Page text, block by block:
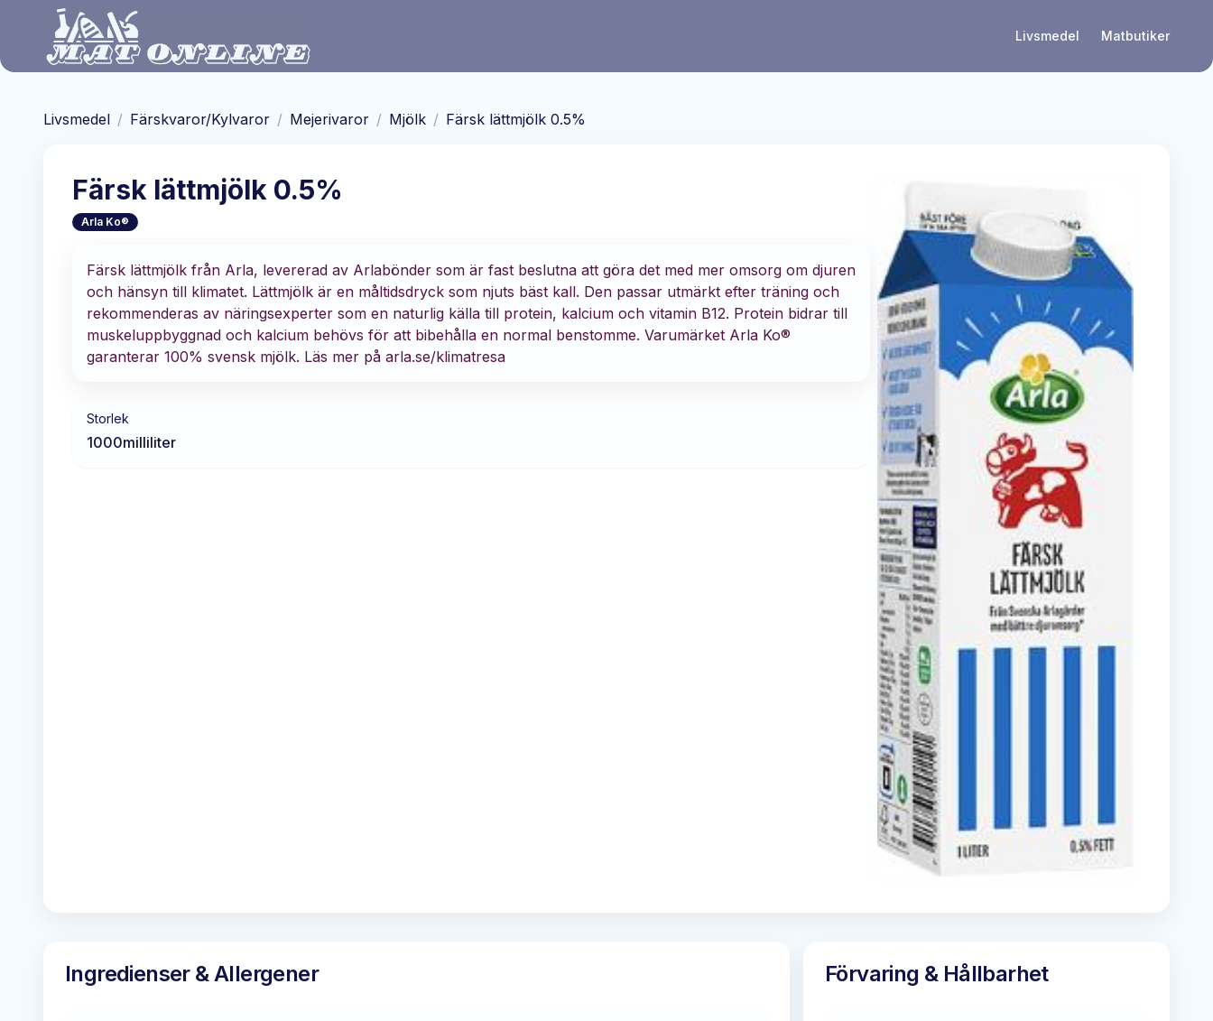
Hoppa till huvudinnehåll
Livsmedel Matbutiker
Livsmedel / Färskvaror/Kylvaror / Mejerivaror / Mjölk / Färsk lättmjölk 0.5%
Färsk lättmjölk 0.5%
Arla Ko®
Färsk lättmjölk från Arla, levererad av Arlabönder som är fast beslutna att göra det med mer omsorg om djuren
och hänsyn till klimatet. Lättmjölk är en måltidsdryck som njuts bäst kall. Den passar utmärkt efter träning och
rekommenderas av näringsexperter som en naturlig källa till protein, kalcium och vitamin B12. Protein bidrar till
muskeluppbyggnad och kalcium behövs för att bibehålla en normal benstomme. Varumärket Arla Ko®
garanterar 100% svensk mjölk. Läs mer på arla.se/klimatresa
Storlek
1000milliliter
Ingredienser & Allergener Förvaring & Hållbarhet